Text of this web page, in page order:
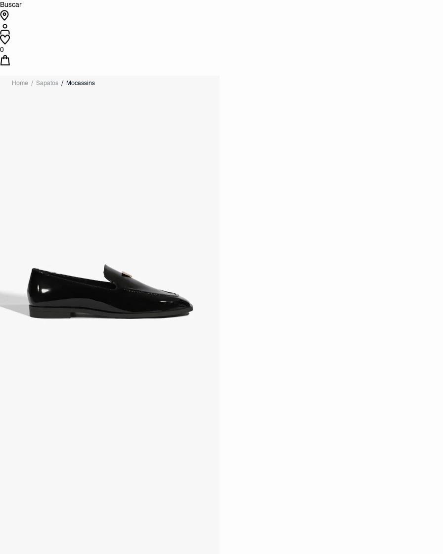
Buscar
0
Home Sapatos Mocassins